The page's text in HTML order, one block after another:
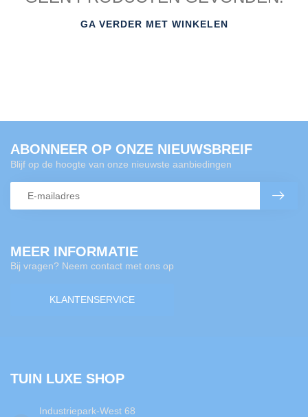
GA VERDER MET WINKELEN
MEER INFORMATIE
Bij vragen? Neem contact met ons op
KLANTENSERVICE
ABONNEER OP ONZE NIEUWSBREIF
Blijf op de hoogte van onze nieuwste aanbiedingen
TUIN LUXE SHOP
Industriepark-West 68